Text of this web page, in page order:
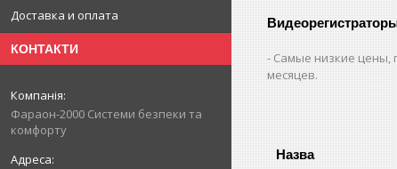
Доставка и оплата
КОНТАКТИ
Фараон-2000 Системи безпеки та
комфорту
Самые низкие цены,
месяцев.